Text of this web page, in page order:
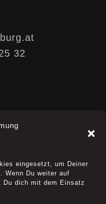
eingesetzt, um Deiner
Wenn Du weiter auf
dich mit dem Einsatz
32